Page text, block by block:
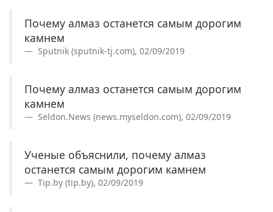
Почему алмаз останется самым дорогим
камнем
Sputnik (sputnik-tj.com), 02/09/2019
Почему алмаз останется самым дорогим
камнем
Seldon.News (news.myseldon.com), 02/09/2019
Ученые объяснили, почему алмаз
останется самым дорогим камнем
Tip.by (tip.by), 02/09/2019